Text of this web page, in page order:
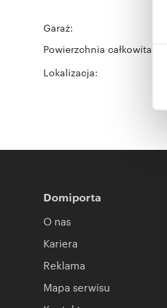
Garaż:
Powierzchnia całkowita:
Lokalizacja:
Domiporta
O nas
Kariera
Reklama
Mapa serwisu